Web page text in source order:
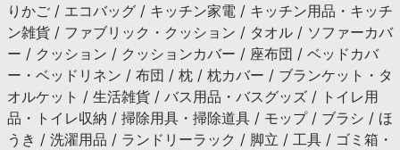
りかご / エコバッグ / キッチン家電 / キッチン用品・キッチ
ン雑貨 / ファブリック・クッション / タオル / ソファーカバ
ー / クッション / クッションカバー / 座布団 / ベッドカバ
ー・ベッドリネン / 布団 / 枕 / 枕カバー / ブランケット・タ
オルケット / 生活雑貨 / バス用品・バスグッズ / トイレ用
品・トイレ収納 / 掃除用具・掃除道具 / モップ / ブラシ / ほ
うき / 洗濯用品 / ランドリーラック / 脚立 / 工具 / ゴミ箱・